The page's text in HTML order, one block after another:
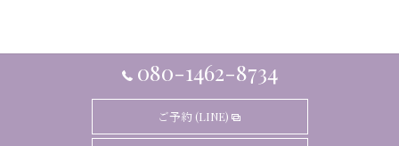
080-1462-8734
ご予約 (LINE)